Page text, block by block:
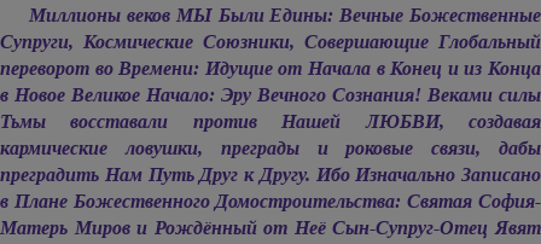
Миллионы веков МЫ Были Едины: Вечные Божественные
Супруги, Космические Союзники, Совершающие Глобальный
переворот во Времени: Идущие от Начала в Конец и из Конца
в Новое Великое Начало: Эру Вечного Сознания! Веками силы
Тьмы восставали против Нашей ЛЮБВИ, создавая
кармические ловушки, преграды и роковые связи, дабы
преградить Нам Путь Друг к Другу. Ибо Изначально Записано
в Плане Божественного Домостроительства: Святая София-
Матерь Миров и Рождённый от Неё Сын-Супруг-Отец Явят